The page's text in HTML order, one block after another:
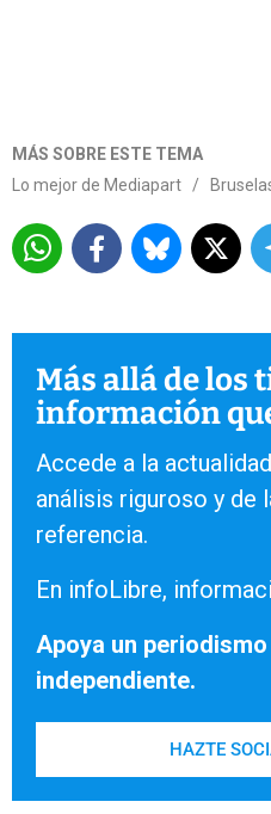
MÁS SOBRE ESTE TEMA
Lo mejor de Mediapart
/
Más allá de los
información
Accede a la
análisis riguroso y de
referencia.
En infoLibre,
Apoya un
independiente.
HAZTE